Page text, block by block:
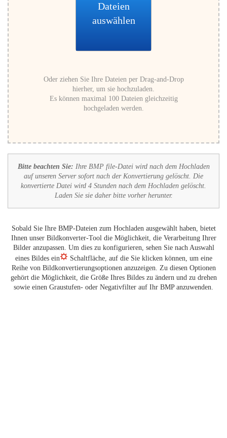
Dateien
auswählen
Oder ziehen Sie Ihre Dateien per Drag-and-Drop
hierher, um sie hochzuladen.
Es können maximal 100 Dateien gleichzeitig
hochgeladen werden.
Bitte beachten Sie: Ihre BMP file-Datei wird nach dem Hochladen
auf unseren Server sofort nach der Konvertierung gelöscht. Die
konvertierte Datei wird 4 Stunden nach dem Hochladen gelöscht.
Laden Sie sie daher bitte vorher herunter.
Sobald Sie Ihre BMP-Dateien zum Hochladen ausgewählt haben, bietet
Ihnen unser Bildkonverter-Tool die Möglichkeit, die Verarbeitung Ihrer
Bilder anzupassen. Um dies zu konfigurieren, sehen Sie nach Auswahl
eines Bildes ein
Schaltfläche, auf die Sie klicken können, um eine
Reihe von Bildkonvertierungsoptionen anzuzeigen. Zu diesen Optionen
gehört die Möglichkeit, die Größe Ihres Bildes zu ändern und zu drehen
sowie einen Graustufen- oder Negativfilter auf Ihr BMP anzuwenden.